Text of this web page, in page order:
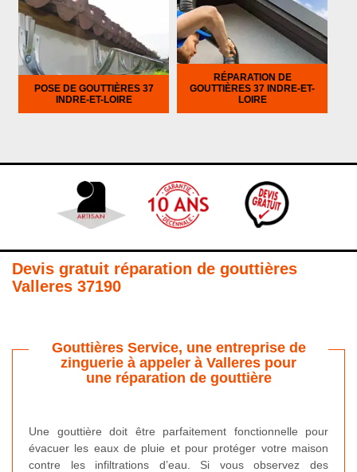
POSE DE GOUTTIÈRES 37
INDRE-ET-LOIRE
RÉPARATION DE
GOUTTIÈRES 37 INDRE-ET-
LOIRE
Devis gratuit réparation de gouttières
Valleres 37190
Gouttières Service, une entreprise de
zinguerie à appeler à Valleres pour
une réparation de gouttière
Une gouttière doit être parfaitement fonctionnelle pour
évacuer les eaux de pluie et pour protéger votre maison
contre les infiltrations d’eau. Si vous observez des